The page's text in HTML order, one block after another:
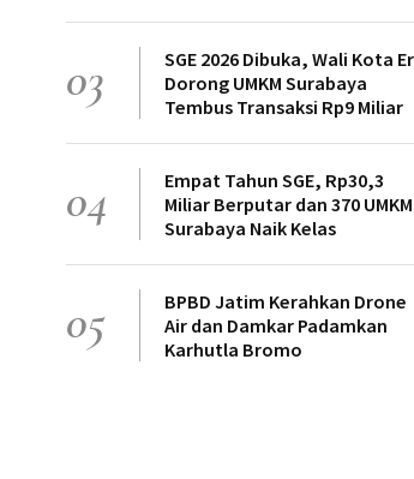
03
SGE 2026 Dibuka, Wali Kota
Dorong UMKM Surabaya
Tembus Transaksi Rp9 Miliar
04
Empat Tahun SGE, Rp30,3
Miliar Berputar dan 370 UMKM
Surabaya Naik Kelas
05
BPBD Jatim Kerahkan Drone
Air dan Damkar Padamkan
Karhutla Bromo